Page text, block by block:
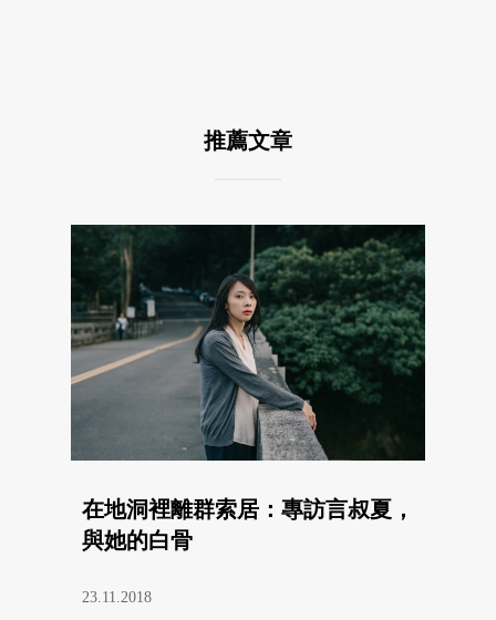
推薦文章
在地洞裡離群索居：專訪言叔夏，
與她的白骨
23.11.2018